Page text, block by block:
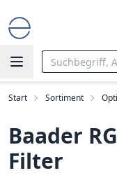
Start Sortiment
Baader
Filter